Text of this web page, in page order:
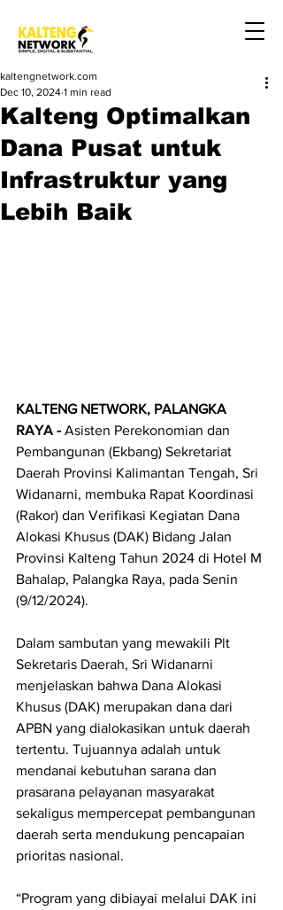
Kalteng Optimalkan
Dana Pusat untuk
Infrastruktur yang
Lebih Baik
kaltengnetwork.com
Dec 10, 2024 1 min read
KALTENG NETWORK, PALANGKA
RAYA - Asisten Perekonomian dan
Pembangunan (Ekbang) Sekretariat
Daerah Provinsi Kalimantan Tengah, Sri
Widanarni, membuka Rapat Koordinasi
(Rakor) dan Verifikasi Kegiatan Dana
Alokasi Khusus (DAK) Bidang Jalan
Provinsi Kalteng Tahun 2024 di Hotel M
Bahalap, Palangka Raya, pada Senin
(9/12/2024).
Dalam sambutan yang mewakili Plt
Sekretaris Daerah, Sri Widanarni
menjelaskan bahwa Dana Alokasi
Khusus (DAK) merupakan dana dari
APBN yang dialokasikan untuk daerah
tertentu. Tujuannya adalah untuk
mendanai kebutuhan sarana dan
prasarana pelayanan masyarakat
sekaligus mempercepat pembangunan
daerah serta mendukung pencapaian
prioritas nasional.
“Program yang dibiayai melalui DAK ini